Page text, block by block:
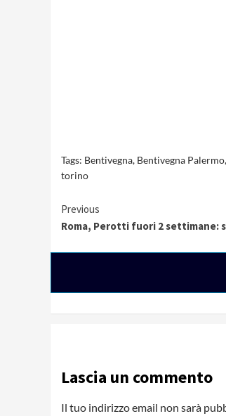
Tags: Bentivegna, Bentivegna Palermo,
torino
Continue
Reading
Previous
Roma, Perotti fuori 2 settimane:
Lascia un commento
Il tuo indirizzo email non sarà